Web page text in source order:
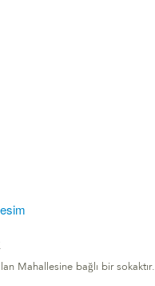
Mahallesine bağlı bir sokaktır.